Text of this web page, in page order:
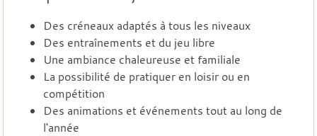
Des créneaux adaptés à tous les niveaux
Des entraînements et du jeu libre
Une ambiance chaleureuse et familiale
La possibilité de pratiquer en loisir ou en
compétition
Des animations et événements tout au long de
l'année